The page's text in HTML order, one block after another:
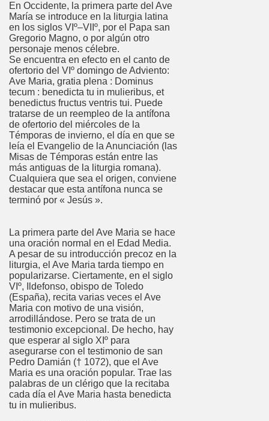
En Occidente, la primera parte del Ave
María se introduce en la liturgia latina
en los siglos VIº–VIIº, por el Papa san
Gregorio Magno, o por algún otro
personaje menos célebre.
Se encuentra en efecto en el canto de
ofertorio del VIº domingo de Adviento:
Ave Maria, gratia plena : Dominus
tecum : benedicta tu in mulieribus, et
benedictus fructus ventris tui. Puede
tratarse de un reempleo de la antífona
de ofertorio del miércoles de la
Témporas de invierno, el día en que se
leía el Evangelio de la Anunciación (las
Misas de Témporas están entre las
más antiguas de la liturgia romana).
Cualquiera que sea el origen, conviene
destacar que esta antífona nunca se
terminó por « Jesús ».
La primera parte del Ave Maria se hace
una oración normal en el Edad Media.
A pesar de su introducción precoz en la
liturgia, el Ave Maria tarda tiempo en
popularizarse. Ciertamente, en el siglo
VIº, Ildefonso, obispo de Toledo
(España), recita varias veces el Ave
Maria con motivo de una visión,
arrodillándose. Pero se trata de un
testimonio excepcional. De hecho, hay
que esperar al siglo XIº para
asegurarse con el testimonio de san
Pedro Damián († 1072), que el Ave
Maria es una oración popular. Trae las
palabras de un clérigo que la recitaba
cada día el Ave Maria hasta benedicta
tu in mulieribus.